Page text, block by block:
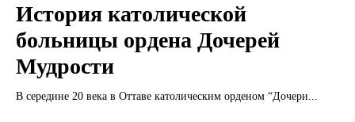
История католической
больницы ордена Дочерей
Мудрости
В середине 20 века в Оттаве католическим орденом “Дочери...